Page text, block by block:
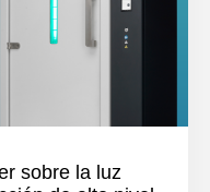
sobre la luz